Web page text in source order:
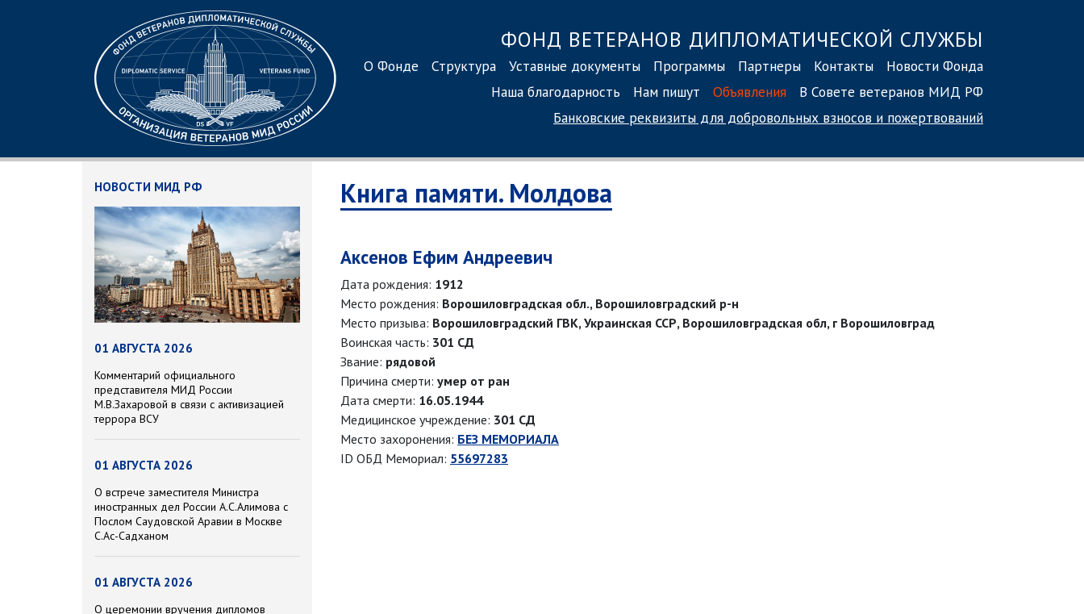
ФОНД ВЕТЕРАНОВ ДИПЛОМАТИЧЕСКОЙ СЛУЖБЫ
О Фонде Структура Уставные документы Программы Партнеры Контакты
Новости Фонда
Наша благодарность
Нам пишут Объявления
В Совете ветеранов МИД РФ
Банковские реквизиты для добровольных взносов и пожертвований
НОВОСТИ МИД РФ
01 АВГУСТА 2026
Комментарий официального
представителя МИД России
М.В.Захаровой в связи с активизацией
террора ВСУ
01 АВГУСТА 2026
О встрече заместителя Министра
иностранных дел России А.С.Алимова с
Послом Саудовской Аравии в Москве
С.Ас-Садханом
01 АВГУСТА 2026
О церемонии вручения дипломов
Книга памяти. Молдова
Аксенов Ефим Андреевич
Дата рождения: 1912
Место рождения: Ворошиловградская обл., Ворошиловградский р-н
Место призыва: Ворошиловградский ГВК, Украинская ССР, Ворошиловградская обл, г Ворошиловград
Воинская часть: 301 СД
Звание: рядовой
Причина смерти: умер от ран
Дата смерти: 16.05.1944
Медицинское учреждение: 301 СД
Место захоронения: БЕЗ МЕМОРИАЛА
ID ОБД Мемориал: 55697283